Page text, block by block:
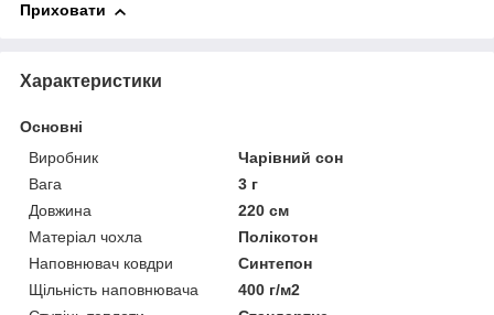
Приховати
Характеристики
Основні
Виробник
Чарівний сон
Вага
3 г
Довжина
220 см
Матеріал чохла
Полікотон
Наповнювач ковдри
Синтепон
Щільність наповнювача
400 г/м2